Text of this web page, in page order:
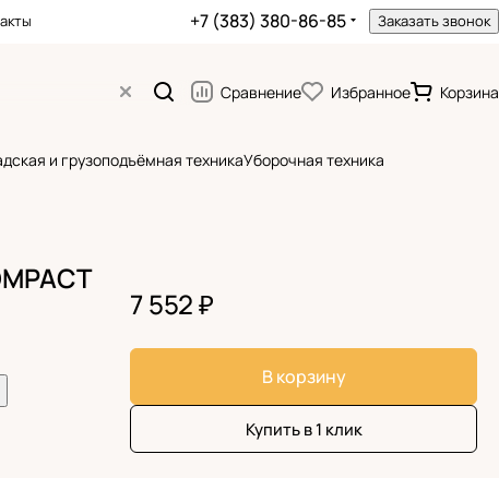
+7 (383) 380-86-85 Заказать звонок
Сравнение Избранное Корзина
и грузоподъёмная техникаУборочная техника
7 552 ₽
В корзину
Купить в 1 клик